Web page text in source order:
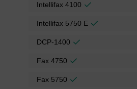
Intellifax 4100
Intellifax 5750 E
DCP-1400
Fax 4750
Fax 5750